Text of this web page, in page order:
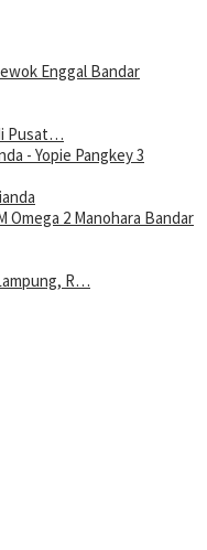
Pusat…
R…